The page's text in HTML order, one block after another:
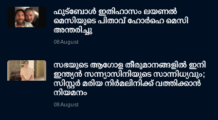
ഫുട്ബോൾ ഇതിഹാസം ലയണൽ
മെസിയുടെ പിതാവ് ഹോർഹെ മെസി
അന്തരിച്ചു
08 August
സഭയുടെ ആഗോള തീരുമാനങ്ങളിൽ ഇനി
ഇന്ത്യൻ സന്ന്യാസിനിയുടെ സാന്നിധ്യവും;
സിസ്റ്റർ മരിയ നിർമലിനിക്ക് വത്തിക്കാൻ
നിയമനം
08 August